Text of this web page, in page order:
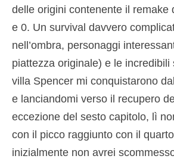
delle origini contenente il remake
e 0. Un survival davvero
nell’ombra, personaggi
piattezza originale) e le incredibili
villa Spencer mi conquistarono
e lanciandomi verso il recupero
eccezione del sesto capitolo, lì
con il picco raggiunto con il
inizialmente non avrei